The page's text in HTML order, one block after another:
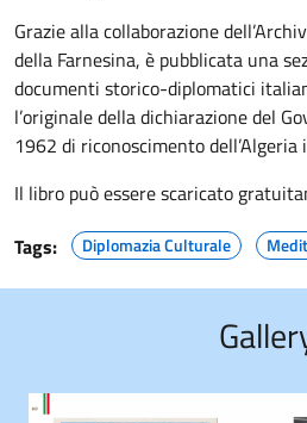
Grazie alla collaborazione
della Farnesina, è pubblicata una
documenti storico-diplomatici
l’originale della dichiarazione del
1962 di riconoscimento dell’Algeria
Il libro può essere scaricato
Tags:
Diplomazia Culturale